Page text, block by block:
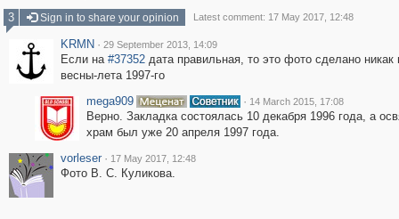
3
Sign in to share your opinion Latest comment: 17 May 2017, 12:48
KRMN · 29 September 2013, 14:09
Если на #37352дата правильная, то это фото сделано никак
весны-лета 1997-го
mega909
· 14 March 2015, 17:08
Верно. Закладка состоялась 10 декабря 1996 года, а
храм был уже 20 апреля 1997 года.
vorleser · 17 May 2017, 12:48
Фото В. С. Куликова.